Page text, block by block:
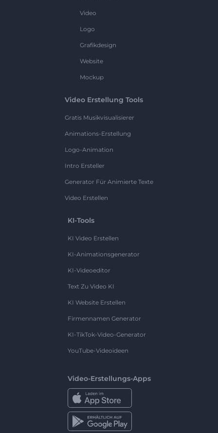
Video
Logo
Grafikdesign
Website
Mockup
Video Erstellung Tools
Gratis Musikvisualisierer
Animations-Erstellung
Logo-Animation
Intro Ersteller
Generator Für Animierte Texte
Video Erstellen
KI-Tools
KI Video Erstellen
KI-Animationsgenerator
KI-Videoeditor
Text Zu Video KI
KI Website Erstellen
Firmennamen Generator
KI-TikTok-Video-Generator
YouTube-Videoideen
Video-Erstellungs-Apps